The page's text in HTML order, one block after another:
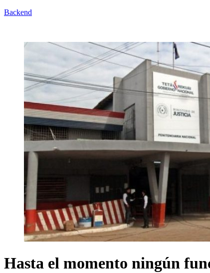
Backend
Hasta el momento ningún